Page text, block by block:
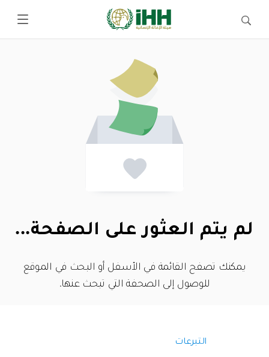
لم يتم العثور على الصفحة...
يمكنك تصفح القائمة في الأسفل أو البحث في الموقع
للوصول إلى الصحفة التي تبحث عنها.
التبرعات